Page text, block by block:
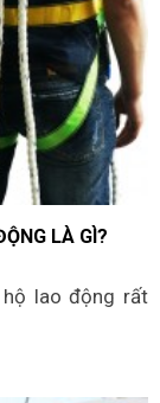
LÀ GÌ?
lao động rất